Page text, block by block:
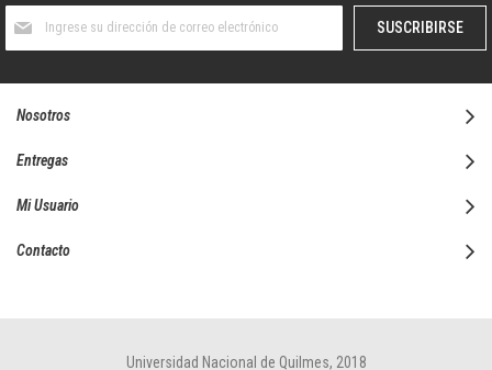
boletín
SUSCRIBIRSE
Nosotros
Entregas
Mi Usuario
Contacto
Universidad Nacional de Quilmes, 2018